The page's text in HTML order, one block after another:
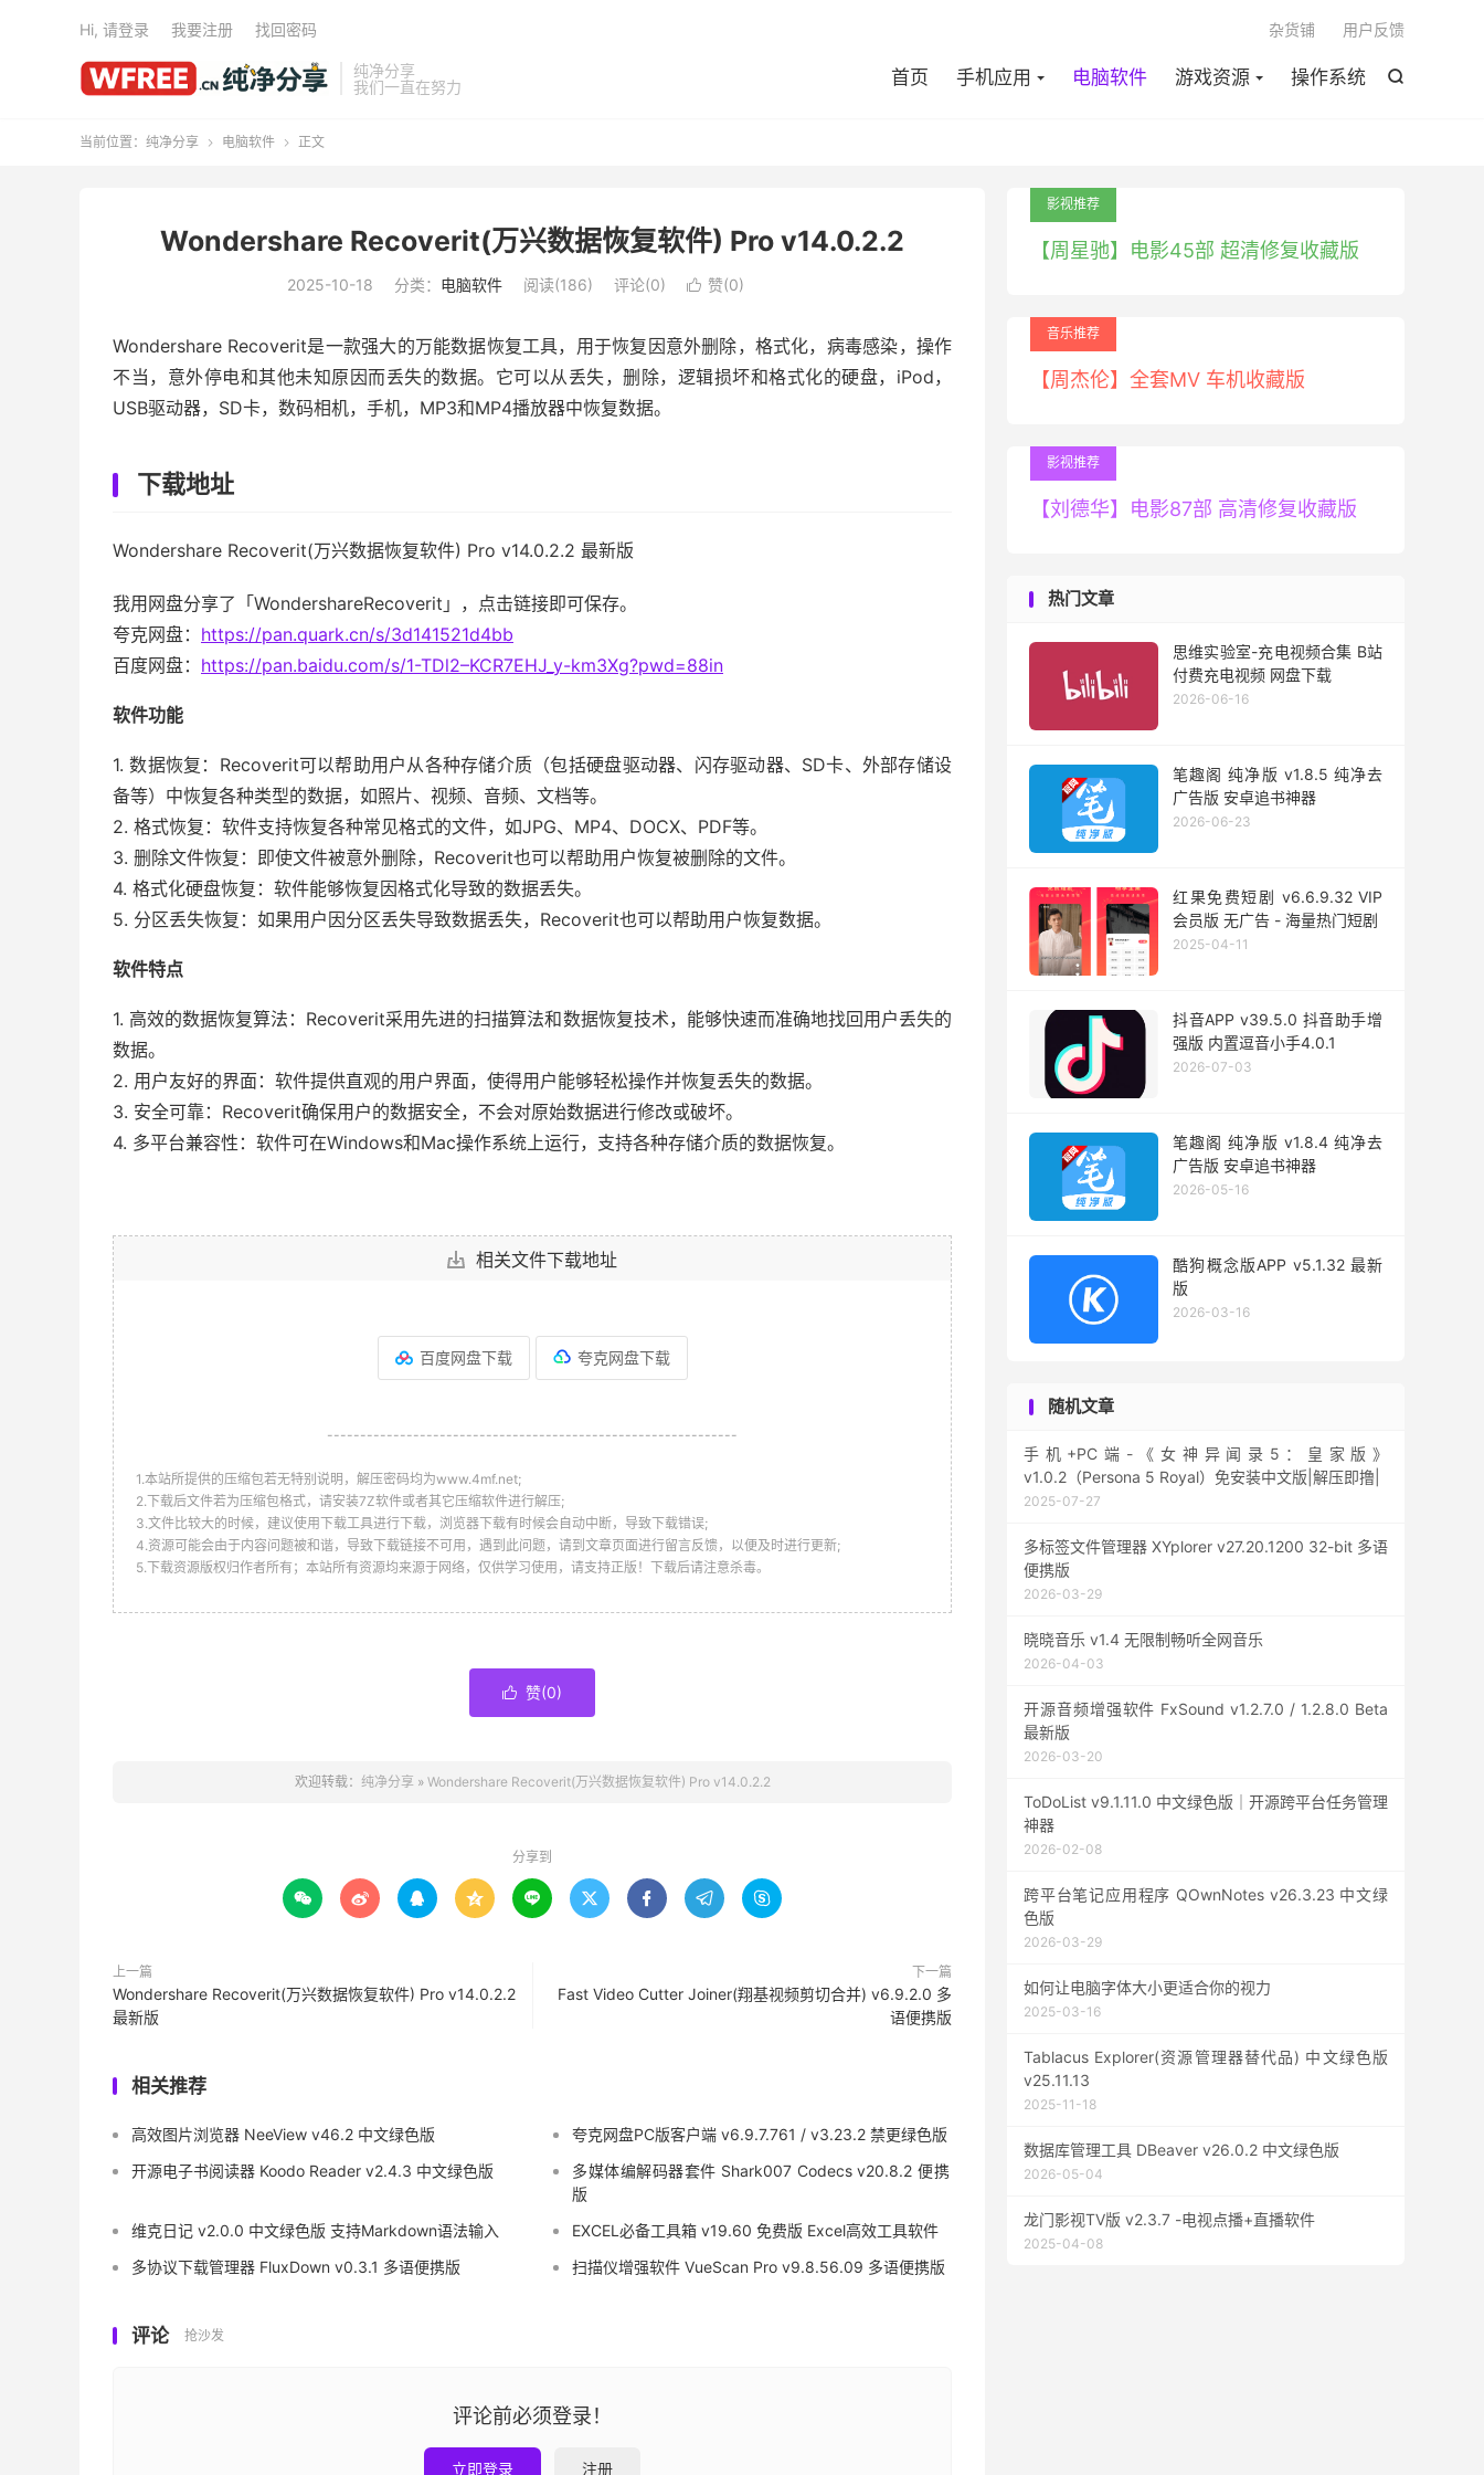
纯净分享
我们一直在努力

首页 手机应用 电脑软件 游戏资源 操作系统
杂货铺 用户反馈
Hi, 请登录 我要注册 找回密码
当前位置： 纯净分享  电脑软件  正文
Wondershare Recoverit(万兴数据恢复软件) Pro v14.0.2.2
2025-10-18 分类： 电脑软件 阅读(186) 评论(0)  赞(0)
Wondershare Recoverit是一款强大的万能数据恢复工具，用于恢复因意外删除，格式化，病毒感染，操作
不当，意外停电和其他未知原因而丢失的数据。它可以从丢失，删除，逻辑损坏和格式化的硬盘，iPod，
USB驱动器，SD卡，数码相机，手机，MP3和MP4播放器中恢复数据。
下载地址
Wondershare Recoverit(万兴数据恢复软件) Pro v14.0.2.2 最新版
我用网盘分享了「WondershareRecoverit」，点击链接即可保存。
夸克网盘： https://pan.quark.cn/s/3d141521d4bb
百度网盘： https://pan.baidu.com/s/1-TDl2–KCR7EHJ_y-km3Xg?pwd=88in
软件功能
1. 数据恢复：Recoverit可以帮助用户从各种存储介质（包括硬盘驱动器、闪存驱动器、SD卡、外部存储设
备等）中恢复各种类型的数据，如照片、视频、音频、文档等。
2. 格式恢复：软件支持恢复各种常见格式的文件，如JPG、MP4、DOCX、PDF等。
3. 删除文件恢复：即使文件被意外删除，Recoverit也可以帮助用户恢复被删除的文件。
4. 格式化硬盘恢复：软件能够恢复因格式化导致的数据丢失。
5. 分区丢失恢复：如果用户因分区丢失导致数据丢失，Recoverit也可以帮助用户恢复数据。
软件特点
1. 高效的数据恢复算法：Recoverit采用先进的扫描算法和数据恢复技术，能够快速而准确地找回用户丢失的
数据。
2. 用户友好的界面：软件提供直观的用户界面，使得用户能够轻松操作并恢复丢失的数据。
3. 安全可靠：Recoverit确保用户的数据安全，不会对原始数据进行修改或破坏。
4. 多平台兼容性：软件可在Windows和Mac操作系统上运行，支持各种存储介质的数据恢复。
相关文件下载地址
百度网盘下载 夸克网盘下载
--------------------------------------------------------------
1.本站所提供的压缩包若无特别说明，解压密码均为www.4mf.net;
2.下载后文件若为压缩包格式，请安装7Z软件或者其它压缩软件进行解压;
3.文件比较大的时候，建议使用下载工具进行下载，浏览器下载有时候会自动中断，导致下载错误;
4.资源可能会由于内容问题被和谐，导致下载链接不可用，遇到此问题，请到文章页面进行留言反馈，以便及时进行更新;
5.下载资源版权归作者所有；本站所有资源均来源于网络，仅供学习使用，请支持正版！下载后请注意杀毒。
 赞(0)
欢迎转载： 纯净分享 » Wondershare Recoverit(万兴数据恢复软件) Pro v14.0.2.2
分享到
        
上一篇
Wondershare Recoverit(万兴数据恢复软件) Pro v14.0.2.2
最新版
下一篇
Fast Video Cutter Joiner(翔基视频剪切合并) v6.9.2.0 多
语便携版
相关推荐
高效图片浏览器 NeeView v46.2 中文绿色版
夸克网盘PC版客户端 v6.9.7.761 / v3.23.2 禁更绿色版
开源电子书阅读器 Koodo Reader v2.4.3 中文绿色版
多媒体编解码器套件 Shark007 Codecs v20.8.2 便携
版
维克日记 v2.0.0 中文绿色版 支持Markdown语法输入
EXCEL必备工具箱 v19.60 免费版 Excel高效工具软件
多协议下载管理器 FluxDown v0.3.1 多语便携版
扫描仪增强软件 VueScan Pro v9.8.56.09 多语便携版
评论 抢沙发
评论前必须登录！
立即登录 注册
影视推荐
【周星驰】电影45部 超清修复收藏版
音乐推荐
【周杰伦】全套MV 车机收藏版
影视推荐
【刘德华】电影87部 高清修复收藏版
热门文章
思维实验室-充电视频合集 B站
付费充电视频 网盘下载
2026-06-16
笔趣阁 纯净版 v1.8.5 纯净去
广告版 安卓追书神器
2026-06-23
红果免费短剧 v6.6.9.32 VIP
会员版 无广告 - 海量热门短剧
2025-04-11
抖音APP v39.5.0 抖音助手增
强版 内置逗音小手4.0.1
2026-07-03
笔趣阁 纯净版 v1.8.4 纯净去
广告版 安卓追书神器
2026-05-16
酷狗概念版APP v5.1.32 最新
版
2026-03-16
随机文章
手机+PC端-《女神异闻录5：皇家版》
v1.0.2（Persona 5 Royal）免安装中文版|解压即撸|
2025-07-27
多标签文件管理器 XYplorer v27.20.1200 32-bit 多语
便携版
2026-03-29
晓晓音乐 v1.4 无限制畅听全网音乐
2026-04-03
开源音频增强软件 FxSound v1.2.7.0 / 1.2.8.0 Beta
最新版
2026-03-20
ToDoList v9.1.11.0 中文绿色版｜开源跨平台任务管理
神器
2026-02-08
跨平台笔记应用程序 QOwnNotes v26.3.23 中文绿
色版
2026-03-29
如何让电脑字体大小更适合你的视力
2025-03-16
Tablacus Explorer(资源管理器替代品) 中文绿色版
v25.11.13
2025-11-18
数据库管理工具 DBeaver v26.0.2 中文绿色版
2026-05-04
龙门影视TV版 v2.3.7 -电视点播+直播软件
2025-04-08